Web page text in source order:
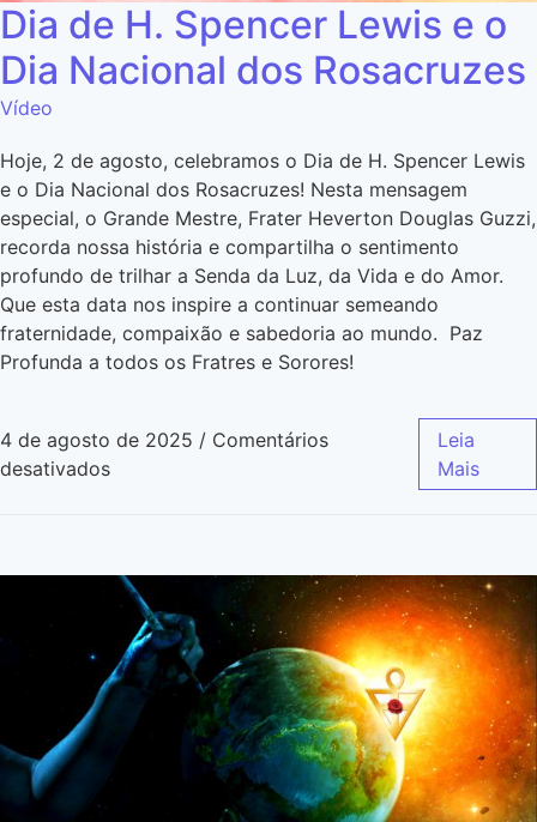
Dia de H. Spencer Lewis e o
Dia Nacional dos Rosacruzes
Vídeo
Hoje, 2 de agosto, celebramos o Dia de H. Spencer Lewis
e o Dia Nacional dos Rosacruzes! Nesta mensagem
especial, o Grande Mestre, Frater Heverton Douglas Guzzi,
recorda nossa história e compartilha o sentimento
profundo de trilhar a Senda da Luz, da Vida e do Amor.
Que esta data nos inspire a continuar semeando
fraternidade, compaixão e sabedoria ao mundo. Paz
Profunda a todos os Fratres e Sorores!
4 de agosto de 2025 / Comentários
desativados
Leia
Mais